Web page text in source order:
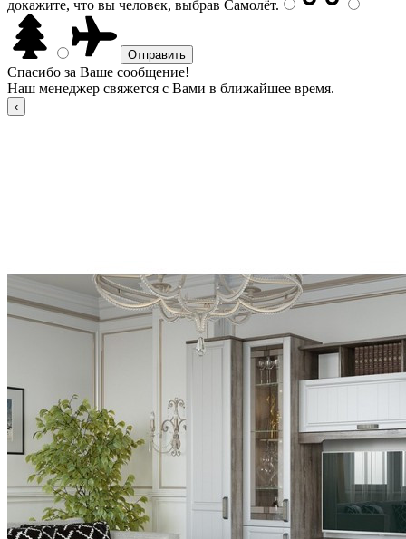
докажите, что вы человек, выбрав Самолёт.
Спасибо за Ваше сообщение!
Наш менеджер свяжется с Вами в ближайшее время.